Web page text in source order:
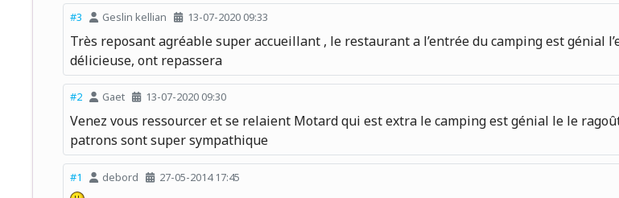
#3 Geslin kellian 13-07-2020 09:33
Très reposant agréable super accueillant , le restaurant a l’entrée du camping est génial
délicieuse, ont repassera
#2 Gaet 13-07-2020 09:30
Venez vous ressourcer et se relaient Motard qui est extra le camping est génial le le
patrons sont super sympathique
#1 debord 27-05-2014 17:45